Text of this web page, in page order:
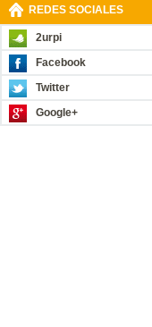
REDES SOCIALES
2urpi
Facebook
Twitter
Google+